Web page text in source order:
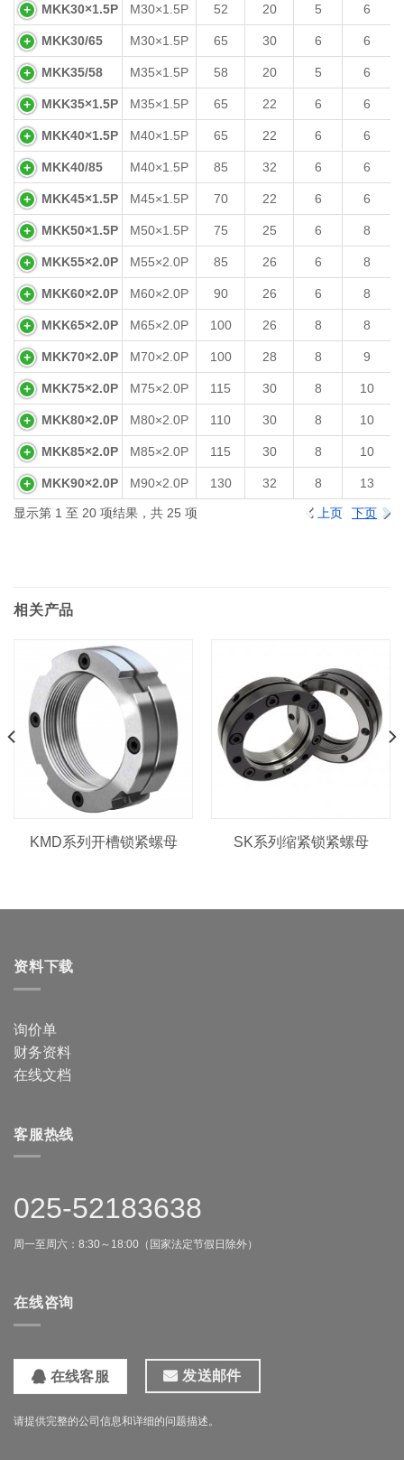
MKK30×1.5P M30×1.5P 52 20 5 6
MKK30/65 M30×1.5P 65 30 6 6
MKK35/58 M35×1.5P 58 20 5 6
MKK35×1.5P M35×1.5P 65 22 6 6
MKK40×1.5P M40×1.5P 65 22 6 6
MKK40/85 M40×1.5P 85 32 6 6
MKK45×1.5P M45×1.5P 70 22 6 6
MKK50×1.5P M50×1.5P 75 25 6 8
MKK55×2.0P M55×2.0P 85 26 6 8
MKK60×2.0P M60×2.0P 90 26 6 8
MKK65×2.0P M65×2.0P 100 26 8 8
MKK70×2.0P M70×2.0P 100 28 8 9
MKK75×2.0P M75×2.0P 115 30 8 10
MKK80×2.0P M80×2.0P 110 30 8 10
MKK85×2.0P M85×2.0P 115 30 8 10
MKK90×2.0P M90×2.0P 130 32 8 13
显示第 1 至 20 项结果，共 25 项 上页 下页
相关产品
KMD系列开槽锁紧螺母 SK系列缩紧锁紧螺母
资料下载
询价单
财务资料
在线文档
客服热线
025-52183638
周一至周六：8:30～18:00（国家法定节假日除外）
在线咨询
在线客服 发送邮件
请提供完整的公司信息和详细的问题描述。